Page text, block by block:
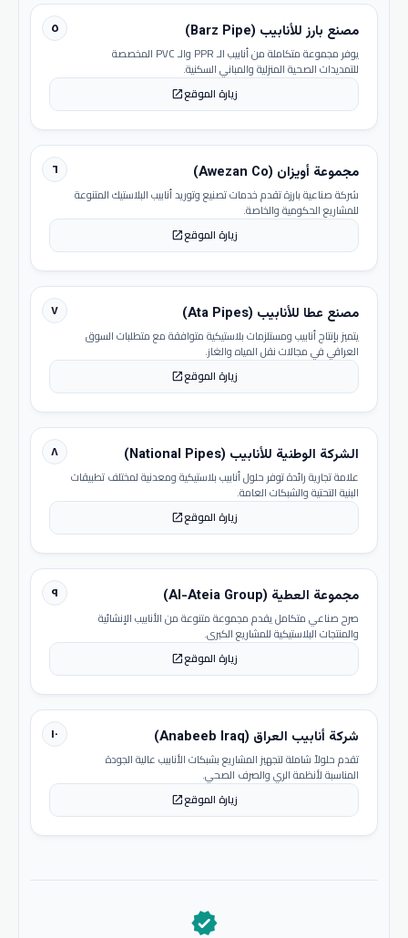
٥ مصنع بارز للأنابيب (Barz Pipe)
يوفر مجموعة متكاملة من أنابيب الـ PPR والـ PVC المخصصة
للتمديدات الصحية المنزلية والمباني السكنية.
زيارة الموقعopen_in_new
٦ مجموعة أويزان (Awezan Co)
شركة صناعية بارزة تقدم خدمات تصنيع وتوريد أنابيب البلاستيك المتنوعة
للمشاريع الحكومية والخاصة.
زيارة الموقعopen_in_new
٧ مصنع عطا للأنابيب (Ata Pipes)
يتميز بإنتاج أنابيب ومستلزمات بلاستيكية متوافقة مع متطلبات السوق
العراقي في مجالات نقل المياه والغاز.
زيارة الموقعopen_in_new
٨ الشركة الوطنية للأنابيب (National Pipes)
علامة تجارية رائدة توفر حلول أنابيب بلاستيكية ومعدنية لمختلف تطبيقات
البنية التحتية والشبكات العامة.
زيارة الموقعopen_in_new
٩ مجموعة العطية (Al-Ateia Group)
صرح صناعي متكامل يقدم مجموعة متنوعة من الأنابيب الإنشائية
والمنتجات البلاستيكية للمشاريع الكبرى.
زيارة الموقعopen_in_new
١٠ شركة أنابيب العراق (Anabeeb Iraq)
تقدم حلولاً شاملة لتجهيز المشاريع بشبكات الأنابيب عالية الجودة
المناسبة لأنظمة الري والصرف الصحي.
زيارة الموقعopen_in_new
verified